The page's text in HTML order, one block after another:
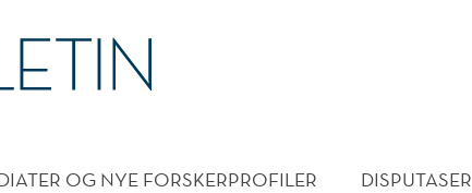
OG NYE FORSKERPROFILER DISPUTASER